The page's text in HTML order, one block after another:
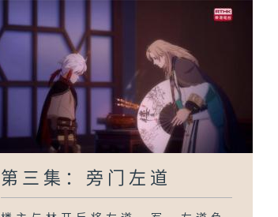
第三集：旁门左道